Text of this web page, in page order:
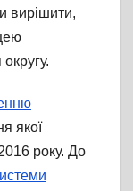
вирішити,
якої
року. До